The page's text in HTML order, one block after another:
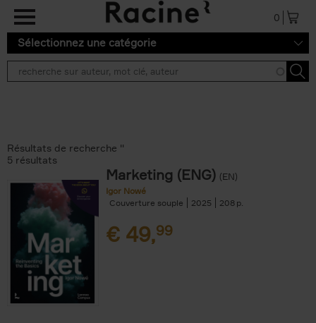
Aller au contenu principal
0
Sélectionnez une catégorie
Résultats de recherche ''
5 résultats
Marketing (ENG) (EN)
Igor Nowé
Couverture souple
2025 208
€ 49,99